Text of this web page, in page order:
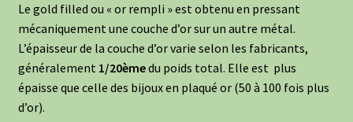
Le gold filled ou « or rempli » est obtenu en pressant
mécaniquement une couche d’or sur un autre métal.
L’épaisseur de la couche d’or varie selon les fabricants,
généralement 1/20èmedu poids total. Elle est plus
épaisse que celle des bijoux en plaqué or (50 à 100 fois plus
d’or).